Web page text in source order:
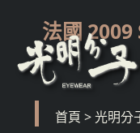
法國
首頁 >光明分